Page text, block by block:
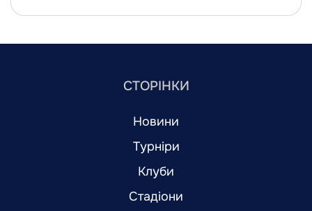
СТОРІНКИ
Новини
Турніри
Клуби
Стадіони